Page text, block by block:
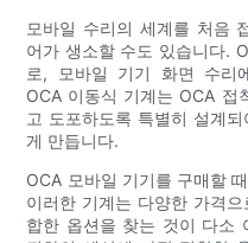
모바일 수리의 세계를 처음
어가 생소할 수도 있습니다.
로, 모바일 기기 화면 수리
OCA 이동식 기계는 OCA 접
고 도포하도록 특별히 설계
게 만듭니다.
OCA 모바일 기기를 구매할
이러한 기계는 다양한 가격
합한 옵션을 찾는 것이 다소